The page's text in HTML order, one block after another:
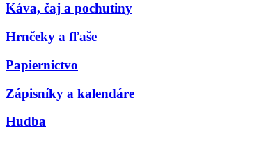
Káva, čaj a pochutiny
Hrnčeky a fľaše
Papiernictvo
Zápisníky a kalendáre
Hudba